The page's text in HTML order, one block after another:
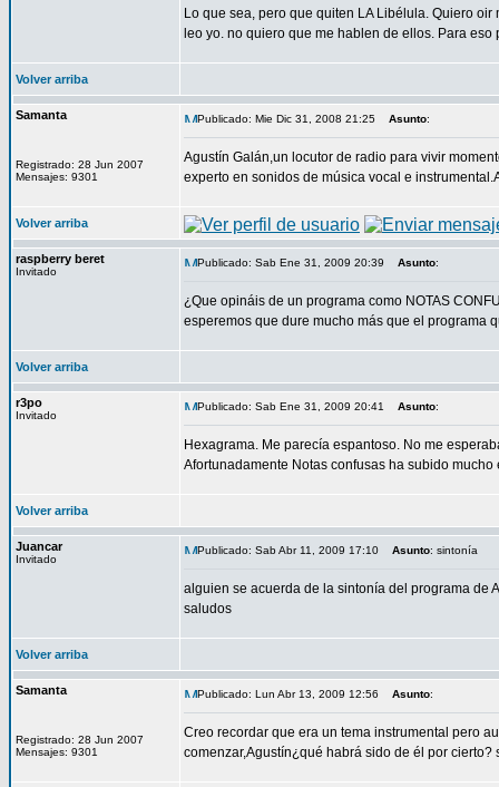
Lo que sea, pero que quiten LA Libélula. Quiero
leo yo. no quiero que me hablen de ellos. Para eso
Volver arriba
Samanta
Registrado: 28 Jun 2007
Mensajes: 9301
Publicado: Mie Dic 31, 2008 21:25 Asunto:
Agustín Galán,un locutor de radio para vivir
experto en sonidos de música vocal e
Volver arriba
raspberry beret
Invitado
Publicado: Sab Ene 31, 2009 20:39 Asunto:
¿Que opináis de un programa como NOTAS
esperemos que dure mucho más que el programa
Volver arriba
r3po
Invitado
Publicado: Sab Ene 31, 2009 20:41 Asunto:
Hexagrama. Me parecía espantoso. No me
Afortunadamente Notas confusas ha subido
Volver arriba
Juancar
Invitado
Publicado: Sab Abr 11, 2009 17:10 Asunto: sintonía
alguien se acuerda de la sintonía del programa de
saludos
Volver arriba
Samanta
Registrado: 28 Jun 2007
Mensajes: 9301
Publicado: Lun Abr 13, 2009 12:56 Asunto:
Creo recordar que era un tema instrumental pero
comenzar,Agustín¿qué habrá sido de él por